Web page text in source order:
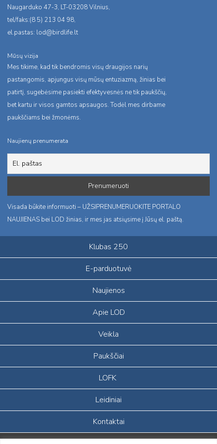
Naugarduko 47-3, LT-03208 Vilnius,
tel/faks:(8 5) 213 04 98,
el.pastas: lod@birdlife.lt
Mūsų vizija
Mes tikime, kad tik bendromis visų draugijos narių
pastangomis, apjungus visų mūsų entuziazmą, žinias bei
patirtį, sugebėsime pasiekti efektyvesnės ne tik paukščių,
bet kartu ir visos gamtos apsaugos. Todėl mes dirbame
paukščiams bei žmonėms.
Naujienų prenumerata
Visada būkite informuoti – UŽSIPRENUMERUOKITE PORTALO
NAUJIENAS bei LOD žinias, ir mes jas atsiųsime į Jūsų el. paštą.
Klubas 250
E-parduotuvė
Naujienos
Apie LOD
Veikla
Paukščiai
LOFK
Leidiniai
Kontaktai